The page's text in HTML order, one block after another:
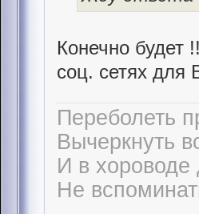
Конечно
соц. сетях для
Переболеть
Вычеркнуть
И в хороводе
Не